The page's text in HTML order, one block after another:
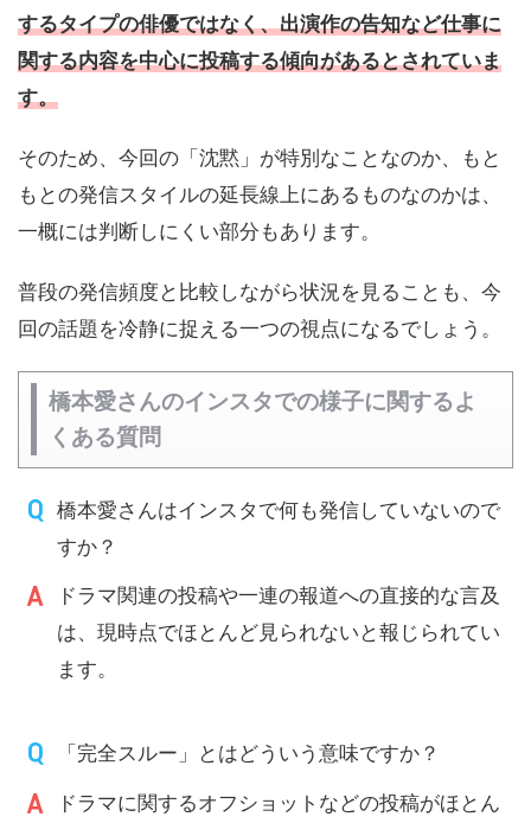
するタイプの俳優ではなく、出演作の告知など仕事に
関する内容を中心に投稿する傾向があるとされていま
す。
そのため、今回の「沈黙」が特別なことなのか、もと
もとの発信スタイルの延長線上にあるものなのかは、
一概には判断しにくい部分もあります。
普段の発信頻度と比較しながら状況を見ることも、今
回の話題を冷静に捉える一つの視点になるでしょう。
橋本愛さんのインスタでの様子に関するよ
くある質問
橋本愛さんはインスタで何も発信していないので
すか？
ドラマ関連の投稿や一連の報道への直接的な言及
は、現時点でほとんど見られないと報じられてい
ます。
「完全スルー」とはどういう意味ですか？
ドラマに関するオフショットなどの投稿がほとん